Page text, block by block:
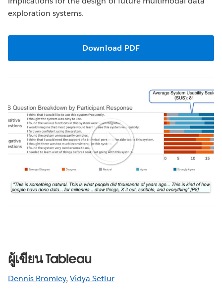
exploration systems.
Download PDF
Play
ผู้เขียน Tableau
Dennis Bromley,Vidya Setlur